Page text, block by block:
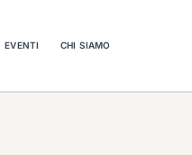
EVENTI CHI SIAMO